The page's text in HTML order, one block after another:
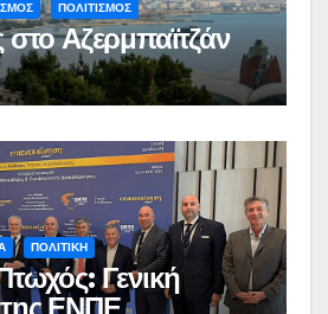
ΠΟΛΙΤΙΣΜΟΣ
στο Αζερμπαϊτζάν
ΠΟΛΙΤΙΚΗ
Γενική